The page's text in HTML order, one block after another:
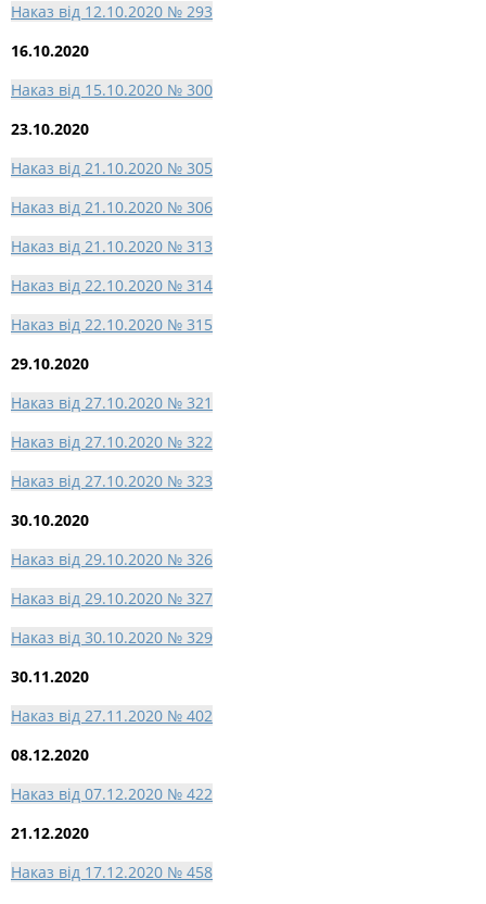
Наказ від 12.10.2020 № 293
16.10.2020
Наказ від 15.10.2020 № 300
23.10.2020
Наказ від 21.10.2020 № 305
Наказ від 21.10.2020 № 306
Наказ від 21.10.2020 № 313
Наказ від 22.10.2020 № 314
Наказ від 22.10.2020 № 315
29.10.2020
Наказ від 27.10.2020 № 321
Наказ від 27.10.2020 № 322
Наказ від 27.10.2020 № 323
30.10.2020
Наказ від 29.10.2020 № 326
Наказ від 29.10.2020 № 327
Наказ від 30.10.2020 № 329
30.11.2020
Наказ від 27.11.2020 № 402
08.12.2020
Наказ від 07.12.2020 № 422
21.12.2020
Наказ від 17.12.2020 № 458